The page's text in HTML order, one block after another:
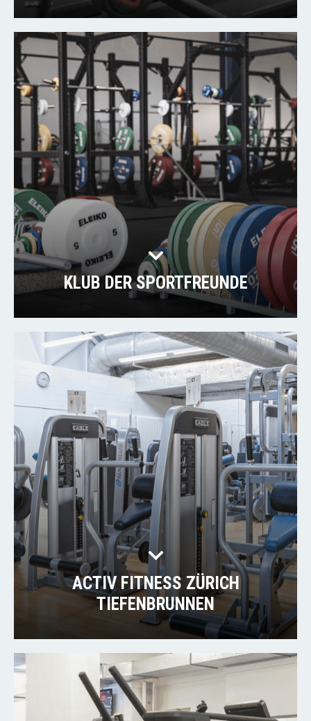
KLUB DER SPORTFREUNDE
ACTIV FITNESS ZÜRICH
TIEFENBRUNNEN